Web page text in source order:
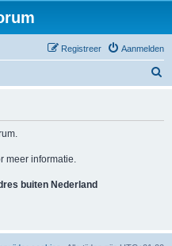
Aanmelden
Registreer
meer informatie.
buiten Nederland